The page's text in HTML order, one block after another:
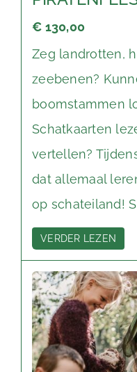
€ 130,00
Zeg landrotten,
zeebenen?
boomstammen
Schatkaarten
vertellen?
dat allemaal
op schateiland!
VERDER LEZEN